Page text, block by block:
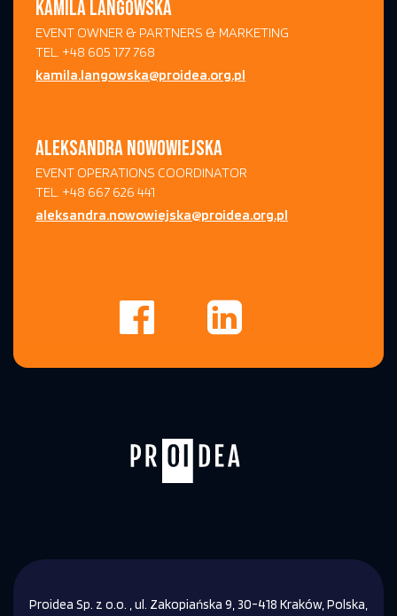
KAMILA LANGOWSKA
EVENT OWNER & PARTNERS & MARKETING
TEL. +48 605 177 768
kamila.langowska@proidea.org.pl
ALEKSANDRA NOWOWIEJSKA
EVENT OPERATIONS COORDINATOR
TEL. +48 667 626 441
aleksandra.nowowiejska@proidea.org.pl
Proidea Sp. z o.o. , ul. Zakopiańska 9, 30-418 Kraków, Polska,